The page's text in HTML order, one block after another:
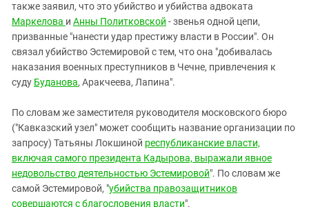
также заявил, что это убийство и убийства адвоката
Маркелова и Анны Политковской - звенья одной цепи,
призванные "нанести удар престижу власти в России". Он
связал убийство Эстемировой с тем, что она "добивалась
наказания военных преступников в Чечне, привлечения к
суду Буданова, Аракчеева, Лапина".
По словам же заместителя руководителя московского бюро
("Кавказский узел" может сообщить название организации по
запросу) Татьяны Локшиной республиканские власти,
включая самого президента Кадырова, выражали явное
недовольство деятельностью Эстемировой". По словам же
самой Эстемировой, "убийства правозащитников
совершаются с благословения власти".